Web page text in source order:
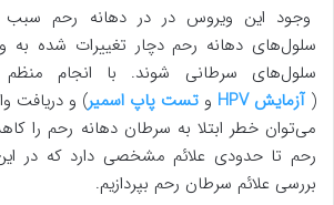
وجود این ویروس در در دهانه رحم
سلول‌های دهانه رحم دچار تغییرات شده به
سلول‌های سرطانی شوند. با انجام
( آزمایش HPV و تست پاپ اسمیر
می‌توان خطر ابتلا به سرطان دهانه رحم را
رحم تا حدودی علائم مشخصی دارد که در
بررسی علائم سرطان رحم بپردازیم.